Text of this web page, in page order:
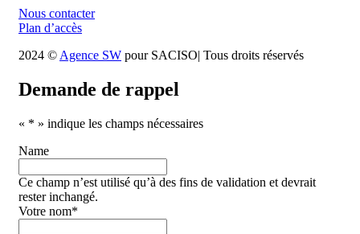
Nous contacter
Plan d’accès
2024 © Agence SW pour SACISO| Tous droits réservés
Demande de rappel
« * » indique les champs nécessaires
Name
Ce champ n’est utilisé qu’à des fins de validation et devrait
rester inchangé.
Votre nom*